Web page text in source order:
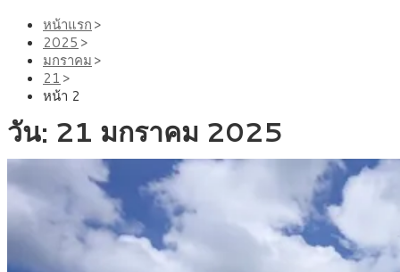
หน้าแรก
2025
มกราคม
21
หน้า 2
วัน: 21 มกราคม 2025